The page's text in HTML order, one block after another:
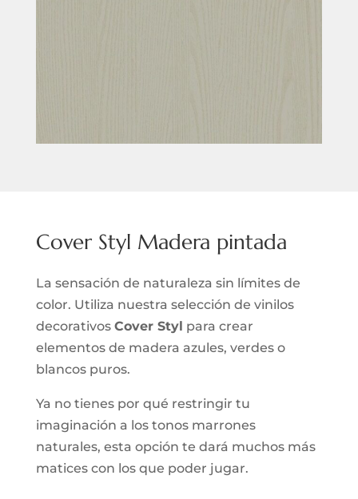
Cover Styl Madera pintada
La sensación de naturaleza sin límites de
color. Utiliza nuestra selección de vinilos
decorativos Cover Styl para crear
elementos de madera azules, verdes o
blancos puros.
Ya no tienes por qué restringir tu
imaginación a los tonos marrones
naturales, esta opción te dará muchos más
matices con los que poder jugar.